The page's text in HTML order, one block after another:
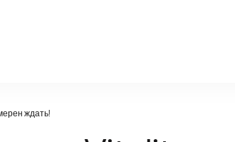
ждать!